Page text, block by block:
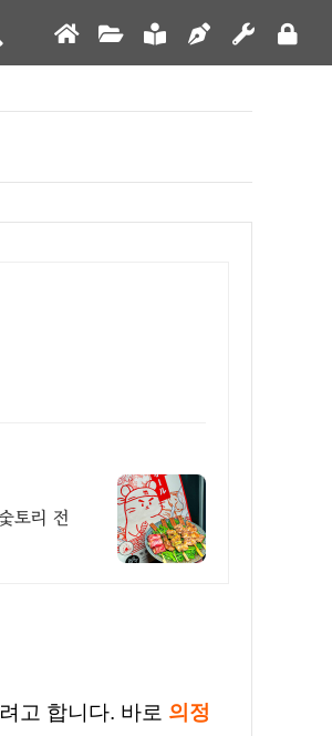
토리 전
고 합니다. 바로 의정